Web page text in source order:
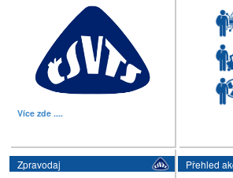
Více zde ....
Zpravodaj Přehled